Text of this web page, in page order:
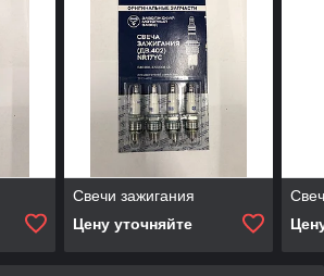
Свечи зажигания
Цену уточняйте